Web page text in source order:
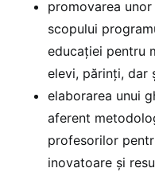
promovarea
scopului
educației pentru
elevi, părinți, dar
elaborarea unui
aferent
profesorilor
inovatoare și